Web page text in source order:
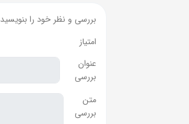
بررسی و نظر خود را بنویسید
امتیاز
عنوان
بررسی
متن
بررسی